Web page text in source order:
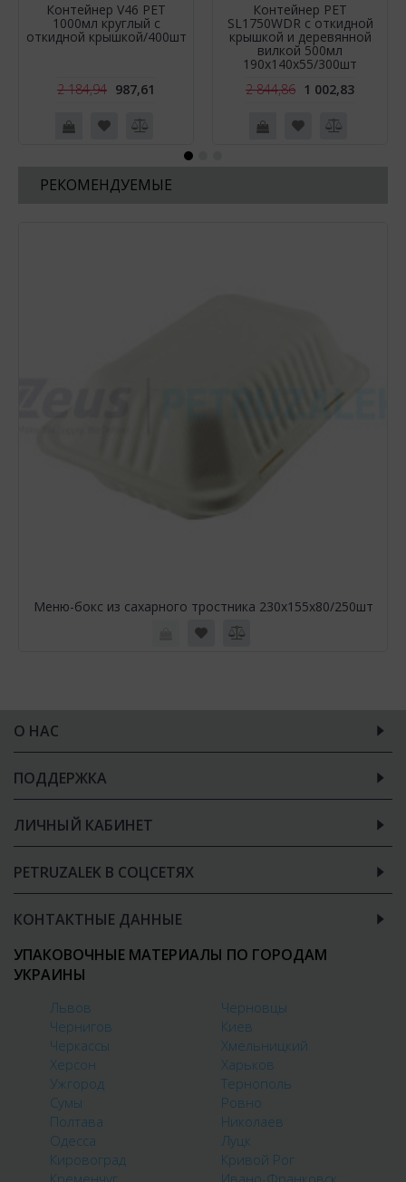
Контейнер V46 PET
1000мл круглый с
откидной крышкой/400шт
2 184,94 987,61
Контейнер РЕТ
SL1750WDR c откидной
крышкой и деревянной
вилкой 500мл
190х140х55/300шт
2 844,86 1 002,83
РЕКОМЕНДУЕМЫЕ
Меню-бокс из сахарного тростника 230х155х80/250шт
О НАС
ПОДДЕРЖКА
ЛИЧНЫЙ КАБИНЕТ
PETRUZALEK В СОЦСЕТЯХ
КОНТАКТНЫЕ ДАННЫЕ
УПАКОВОЧНЫЕ МАТЕРИАЛЫ ПО ГОРОДАМ
УКРАИНЫ
Львов
Черновцы
Чернигов
Киев
Черкассы
Хмельницкий
Херсон
Харьков
Ужгород
Тернополь
Сумы
Ровно
Полтава
Николаев
Одесса
Луцк
Кировоград
Кривой Рог